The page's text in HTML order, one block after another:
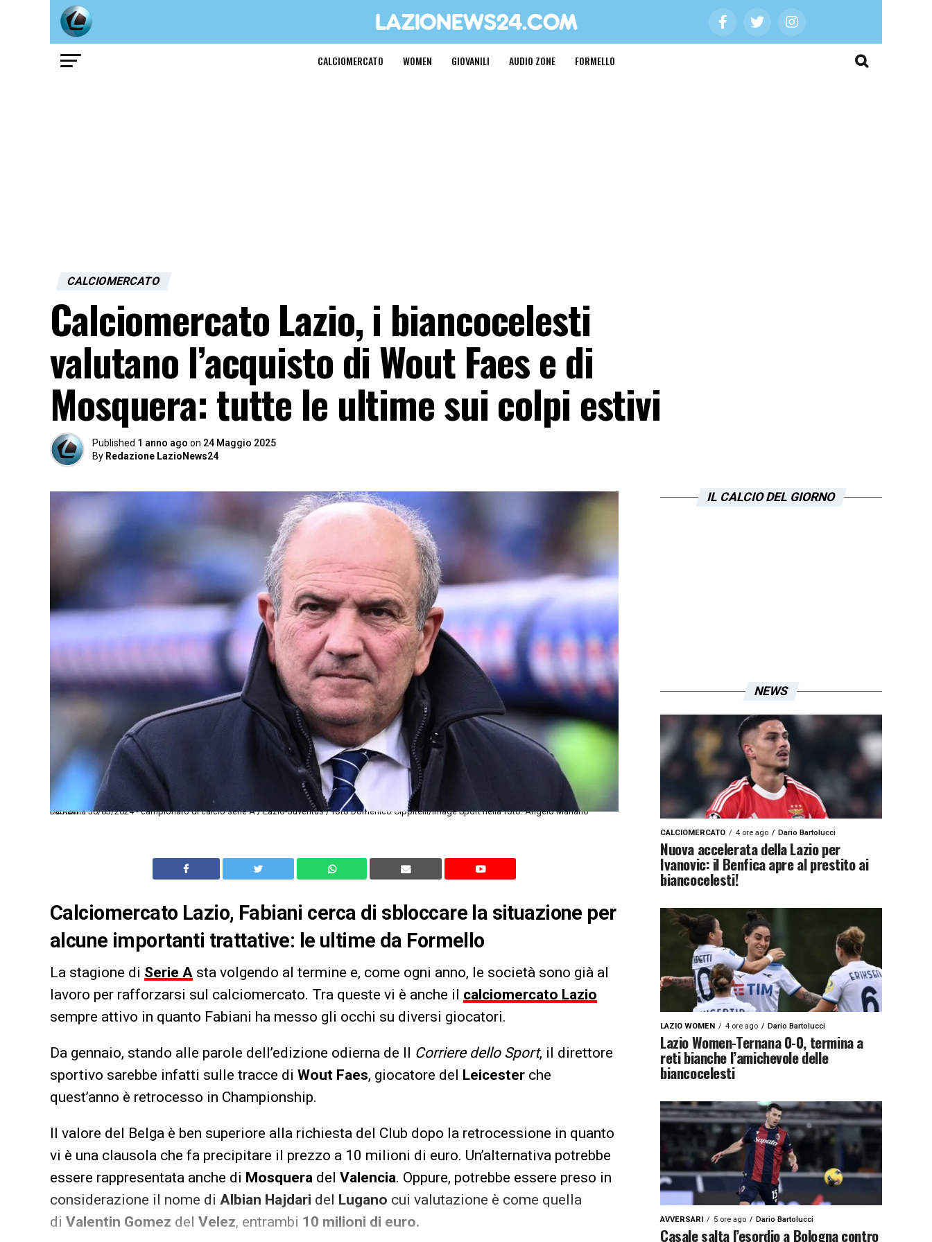
CALCIOMERCATO WOMEN GIOVANILI AUDIO ZONE FORMELLO
CALCIOMERCATO
Calciomercato Lazio, i biancocelesti
valutano l’acquisto di Wout Faes e di
Mosquera: tutte le ultime sui colpi estivi
Published 1 anno ago on 24 Maggio 2025
By Redazione LazioNews24
Dc Roma 30/03/2024 - campionato di calcio serie A / Lazio-Juventus / foto Domenico Cippitelli/Image Sport nella foto: Angelo Mariano Fabiani
Calciomercato Lazio, Fabiani cerca di sbloccare la situazione per
alcune importanti trattative: le ultime da Formello
La stagione di Serie A sta volgendo al termine e, come ogni anno, le società sono già al
lavoro per rafforzarsi sul calciomercato. Tra queste vi è anche il calciomercato Lazio
sempre attivo in quanto Fabiani ha messo gli occhi su diversi giocatori.
Da gennaio, stando alle parole dell’edizione odierna de Il Corriere dello Sport, il direttore
sportivo sarebbe infatti sulle tracce di Wout Faes, giocatore del Leicester che
quest’anno è retrocesso in Championship.
Il valore del Belga è ben superiore alla richiesta del Club dopo la retrocessione in quanto
vi è una clausola che fa precipitare il prezzo a 10 milioni di euro. Un’alternativa potrebbe
essere rappresentata anche di Mosquera del Valencia. Oppure, potrebbe essere preso in
considerazione il nome di Albian Hajdari del Lugano cui valutazione è come quella
di Valentin Gomez del Velez, entrambi 10 milioni di euro.
IL CALCIO DEL GIORNO
NEWS
CALCIOMERCATO 4 ore ago Dario Bartolucci
Nuova accelerata della Lazio per
Ivanovic: il Benfica apre al prestito ai
biancocelesti!
LAZIO WOMEN 4 ore ago Dario Bartolucci
Lazio Women-Ternana 0-0, termina a
reti bianche l’amichevole delle
biancocelesti
AVVERSARI 5 ore ago Dario Bartolucci
Casale salta l’esordio a Bologna contro